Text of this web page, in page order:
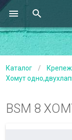
Каталог / Крепеж
Хомут
BSM 8